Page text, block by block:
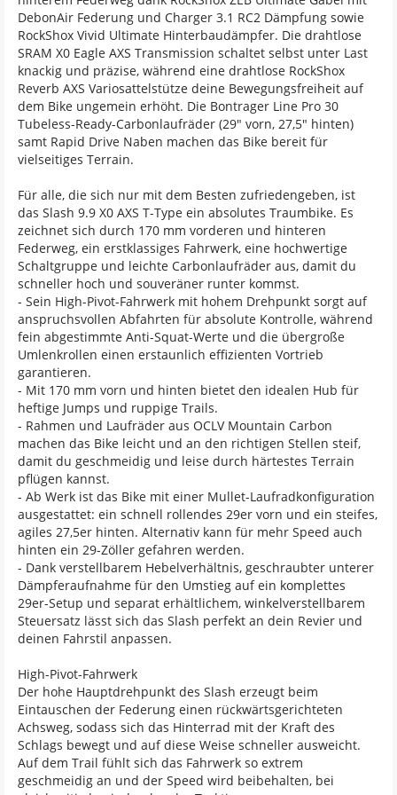
DebonAir Federung und Charger 3.1 RC2 Dämpfung sowie
RockShox Vivid Ultimate Hinterbaudämpfer. Die drahtlose
SRAM X0 Eagle AXS Transmission schaltet selbst unter Last
knackig und präzise, während eine drahtlose RockShox
Reverb AXS Variosattelstütze deine Bewegungsfreiheit auf
dem Bike ungemein erhöht. Die Bontrager Line Pro 30
Tubeless-Ready-Carbonlaufräder (29" vorn, 27,5" hinten)
samt Rapid Drive Naben machen das Bike bereit für
vielseitiges Terrain.
Für alle, die sich nur mit dem Besten zufriedengeben, ist
das Slash 9.9 X0 AXS T-Type ein absolutes Traumbike. Es
zeichnet sich durch 170 mm vorderen und hinteren
Federweg, ein erstklassiges Fahrwerk, eine hochwertige
Schaltgruppe und leichte Carbonlaufräder aus, damit du
schneller hoch und souveräner runter kommst.
- Sein High-Pivot-Fahrwerk mit hohem Drehpunkt sorgt auf
anspruchsvollen Abfahrten für absolute Kontrolle, während
fein abgestimmte Anti-Squat-Werte und die übergroße
Umlenkrollen einen erstaunlich effizienten Vortrieb
garantieren.
- Mit 170 mm vorn und hinten bietet den idealen Hub für
heftige Jumps und ruppige Trails.
- Rahmen und Laufräder aus OCLV Mountain Carbon
machen das Bike leicht und an den richtigen Stellen steif,
damit du geschmeidig und leise durch härtestes Terrain
pflügen kannst.
- Ab Werk ist das Bike mit einer Mullet-Laufradkonfiguration
ausgestattet: ein schnell rollendes 29er vorn und ein steifes,
agiles 27,5er hinten. Alternativ kann für mehr Speed auch
hinten ein 29-Zöller gefahren werden.
- Dank verstellbarem Hebelverhältnis, geschraubter unterer
Dämpferaufnahme für den Umstieg auf ein komplettes
29er-Setup und separat erhältlichem, winkelverstellbarem
Steuersatz lässt sich das Slash perfekt an dein Revier und
deinen Fahrstil anpassen.
High-Pivot-Fahrwerk
Der hohe Hauptdrehpunkt des Slash erzeugt beim
Eintauschen der Federung einen rückwärtsgerichteten
Achsweg, sodass sich das Hinterrad mit der Kraft des
Schlags bewegt und auf diese Weise schneller ausweicht.
Auf dem Trail fühlt sich das Fahrwerk so extrem
geschmeidig an und der Speed wird beibehalten, bei